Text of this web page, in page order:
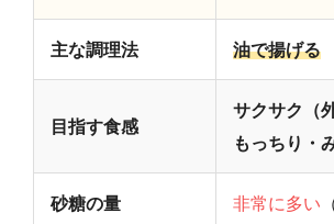
主な調理法 油で揚げる
目指す食感
サクサク（
もっちり・
砂糖の量 非常に多い